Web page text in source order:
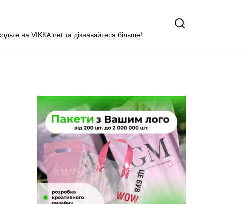
на VIKKA.net та дізнавайтеся більше!